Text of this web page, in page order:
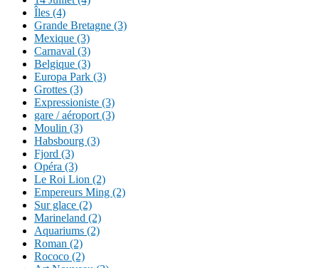
Îles (4)
Grande Bretagne (3)
Mexique (3)
Carnaval (3)
Belgique (3)
Europa Park (3)
Grottes (3)
Expressioniste (3)
gare / aéroport (3)
Moulin (3)
Habsbourg (3)
Fjord (3)
Opéra (3)
Le Roi Lion (2)
Empereurs Ming (2)
Sur glace (2)
Marineland (2)
Aquariums (2)
Roman (2)
Rococo (2)